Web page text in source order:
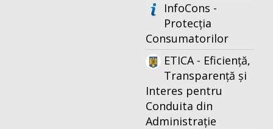
InfoCons -
Protecția
Consumatorilor
ETICA - Eficiență,
Transparență și
Interes pentru
Conduita din
Administrație